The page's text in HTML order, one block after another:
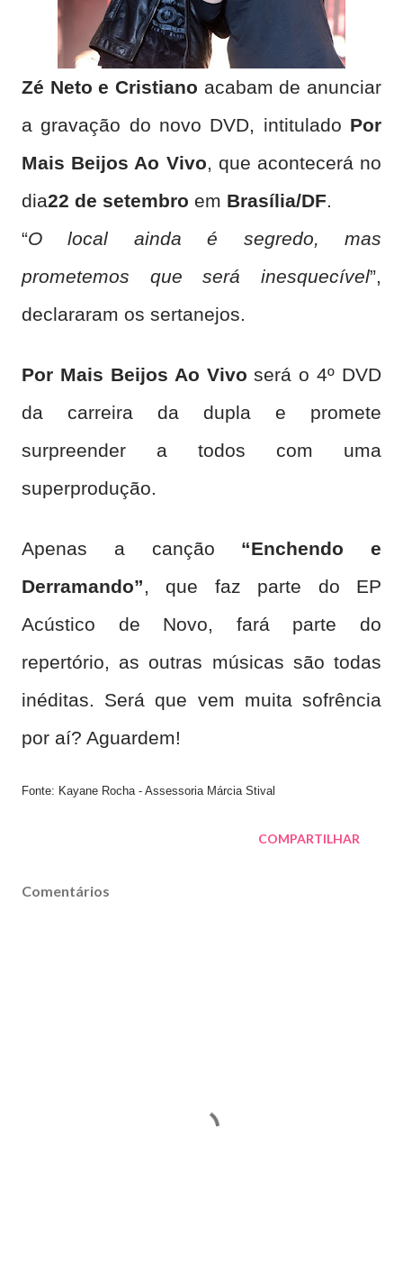
Zé Neto e Cristiano acabam de anunciar
a gravação do novo DVD, intitulado Por
Mais Beijos Ao Vivo, que acontecerá no
dia22 de setembro em Brasília/DF.
“O local ainda é segredo, mas
prometemos que será inesquecível”,
declararam os sertanejos.
Por Mais Beijos Ao Vivo será o 4º DVD
da carreira da dupla e promete
surpreender a todos com uma
superprodução.
Apenas a canção “Enchendo e
Derramando”, que faz parte do EP
Acústico de Novo, fará parte do
repertório, as outras músicas são todas
inéditas. Será que vem muita sofrência
por aí? Aguardem!
Fonte: Kayane Rocha - Assessoria Márcia Stival
COMPARTILHAR
Comentários